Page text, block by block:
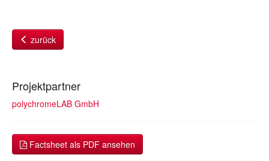
zurück
Projektpartner
polychromeLAB GmbH
Factsheet als PDF ansehen